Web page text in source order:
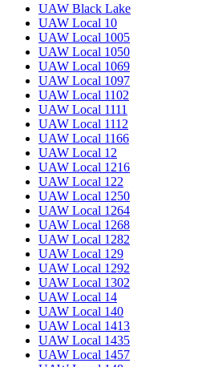
UAW Black Lake
UAW Local 10
UAW Local 1005
UAW Local 1050
UAW Local 1069
UAW Local 1097
UAW Local 1102
UAW Local 1111
UAW Local 1112
UAW Local 1166
UAW Local 12
UAW Local 1216
UAW Local 122
UAW Local 1250
UAW Local 1264
UAW Local 1268
UAW Local 1282
UAW Local 129
UAW Local 1292
UAW Local 1302
UAW Local 14
UAW Local 140
UAW Local 1413
UAW Local 1435
UAW Local 1457